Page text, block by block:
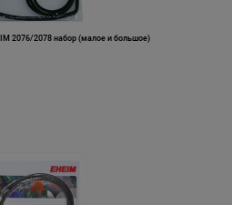
2076/2078 набор (малое и большое)